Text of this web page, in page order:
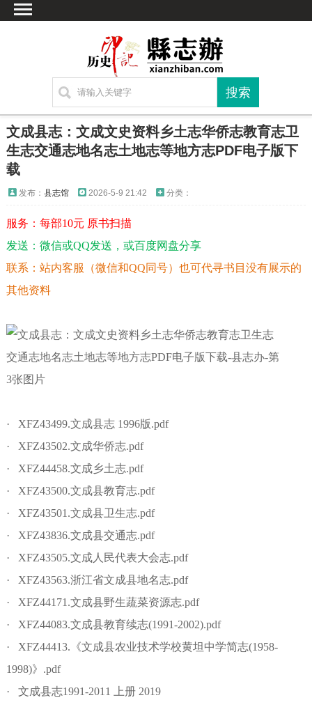
方志
古籍
繁体字转换
联系方式
文成县志：文成文史资料乡土志华侨志教育志卫
生志交通志地名志土地志等地方志PDF电子版下
载
发布： 县志馆 2026-5-9 21:42 分类：
服务：每部10元 原书扫描
发送：微信或QQ发送，或百度网盘分享
联系：站内客服（微信和QQ同号）也可代寻书目没有展示的
其他资料
· XFZ43499.文成县志 1996版.pdf
· XFZ43502.文成华侨志.pdf
· XFZ44458.文成乡土志.pdf
· XFZ43500.文成县教育志.pdf
· XFZ43501.文成县卫生志.pdf
· XFZ43836.文成县交通志.pdf
· XFZ43505.文成人民代表大会志.pdf
· XFZ43563.浙江省文成县地名志.pdf
· XFZ44171.文成县野生蔬菜资源志.pdf
· XFZ44083.文成县教育续志(1991-2002).pdf
· XFZ44413.《文成县农业技术学校黄坦中学简志(1958-
1998)》.pdf
· 文成县志1991-2011 上册 2019